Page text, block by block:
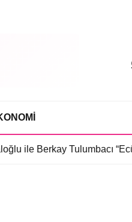
ile Berkay Tulumbacı